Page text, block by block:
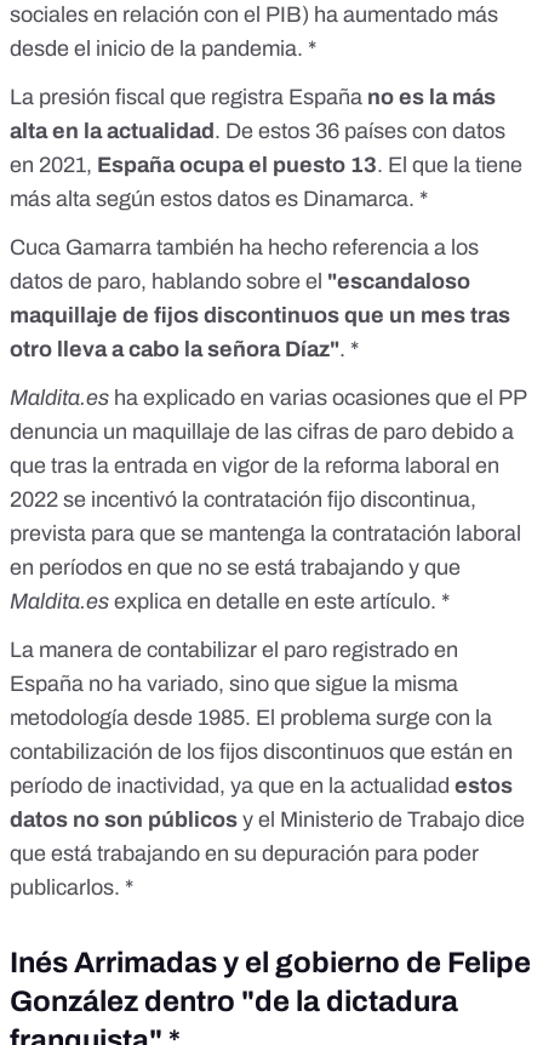
sociales en relación con el PIB) ha aumentado más
desde el inicio de la pandemia. *
La presión fiscal que registra España no es la más
alta en la actualidad. De estos 36 países con datos
en 2021, España ocupa el puesto 13. El que la tiene
más alta según estos datos es Dinamarca. *
Cuca Gamarra también ha hecho referencia a los
datos de paro, hablando sobre el "escandaloso
maquillaje de fijos discontinuos que un mes tras
otro lleva a cabo la señora Díaz". *
Maldita.es ha explicado en varias ocasiones que el PP
denuncia un maquillaje de las cifras de paro debido a
que tras la entrada en vigor de la reforma laboral en
2022 se incentivó la contratación fijo discontinua,
prevista para que se mantenga la contratación laboral
en períodos en que no se está trabajando y que
Maldita.es explica en detalle en este artículo. *
La manera de contabilizar el paro registrado en
España no ha variado, sino que sigue la misma
metodología desde 1985. El problema surge con la
contabilización de los fijos discontinuos que están en
período de inactividad, ya que en la actualidad estos
datos no son públicos y el Ministerio de Trabajo dice
que está trabajando en su depuración para poder
publicarlos. *
Inés Arrimadas y el gobierno de Felipe
González dentro "de la dictadura